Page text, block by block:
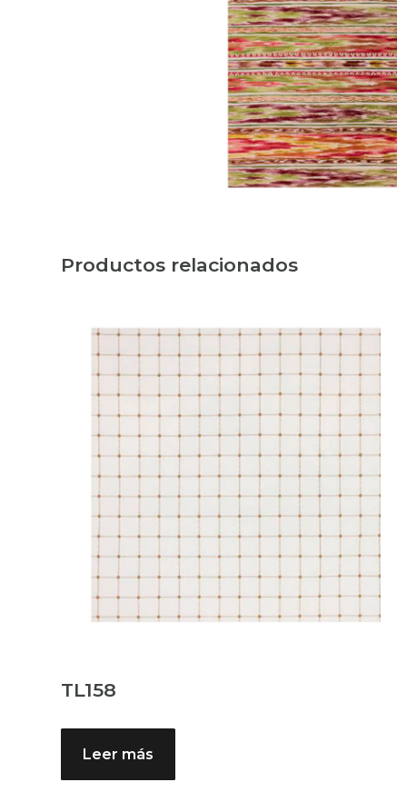
Productos relacionados
TL158
Leer más